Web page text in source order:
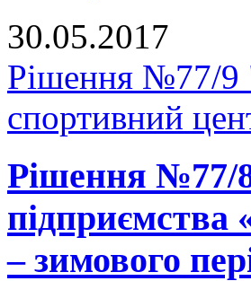
30.05.2017
Рішення №77/9
спортивний
Рішення №77/
підприємства
– зимового